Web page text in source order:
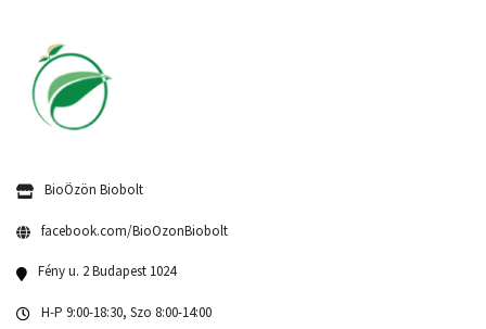
BioÖzön Biobolt
facebook.com/BioOzonBiobolt
Fény u. 2 Budapest 1024
H-P 9:00-18:30, Szo 8:00-14:00